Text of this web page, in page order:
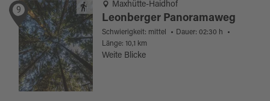
9 Maxhütte-Haidhof
Leonberger Panoramaweg
Weite Blicke
Schwierigkeit: mittel
Dauer: 02:30 h
Länge: 10,1 km